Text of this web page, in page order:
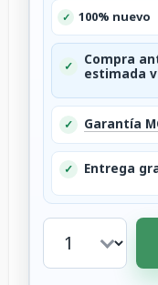
✓ 100% nuevo
✓
Compra
estimada
✓ Garantía
✓ Entrega